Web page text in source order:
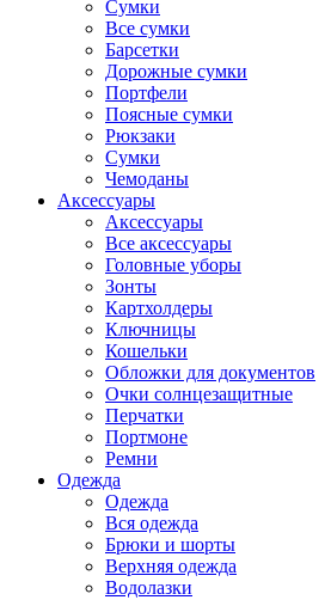
Сумки
Все сумки
Барсетки
Дорожные сумки
Портфели
Поясные сумки
Рюкзаки
Сумки
Чемоданы
Аксессуары
Аксессуары
Все аксессуары
Головные уборы
Зонты
Картхолдеры
Ключницы
Кошельки
Обложки для документов
Очки солнцезащитные
Перчатки
Портмоне
Ремни
Одежда
Одежда
Вся одежда
Брюки и шорты
Верхняя одежда
Водолазки